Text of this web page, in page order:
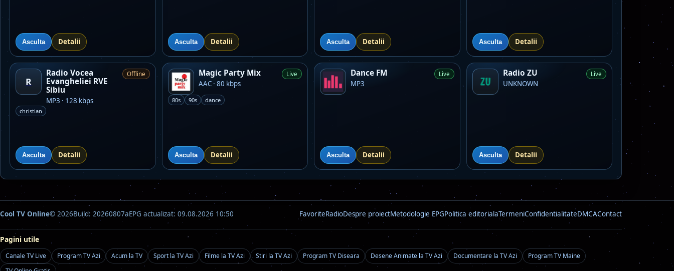
Asculta Detalii Asculta Detalii Asculta Detalii Asculta Detalii
R
Radio Vocea
Evangheliei RVE
Sibiu
MP3 · 128 kbps
Offline
christian
Asculta Detalii
Magic Party Mix
AAC · 80 kbps
Live
80s 90s dance
Asculta Detalii
Dance FM
MP3
Live
Asculta Detalii
Radio ZU
UNKNOWN
Live
Asculta Detalii
Cool TV Online© 2026Build: 20260807aEPG actualizat: 09.08.2026 10:50 FavoriteRadioDespre proiectMetodologie EPGPolitica editorialaTermeniConfidentialitateDMCAContact
Pagini utile
Canale TV Live Program TV Azi Acum la TV Sport la TV Azi Filme la TV Azi Stiri la TV Azi Program TV Diseara Desene Animate la TV Azi Documentare la TV Azi
Program TV Maine